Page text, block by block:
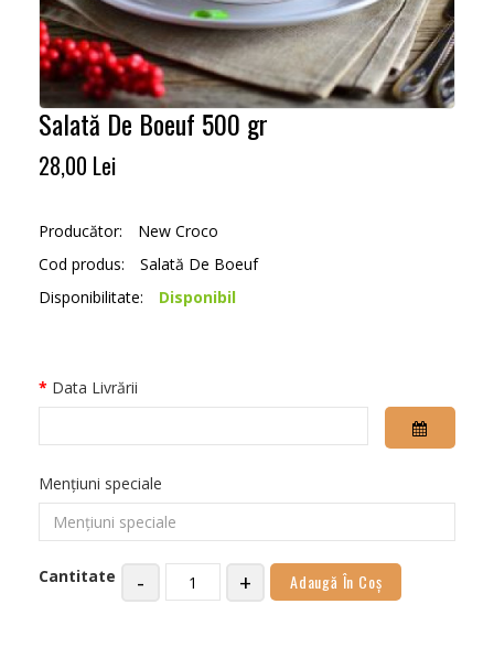
Salată De Boeuf 500 gr
28,00 Lei
Producător:
New Croco
Cod produs:
Salată De Boeuf
Disponibilitate:
Disponibil
Data Livrării
Mențiuni speciale
Cantitate - + Adaugă În Coş